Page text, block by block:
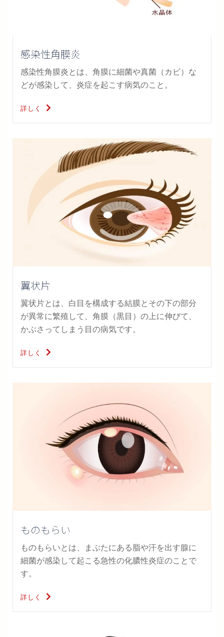
感染性角膜炎
感染性角膜炎とは、角膜に細菌や真菌（カビ）な
どが感染して、炎症を起こす病気のこと。
詳しく
翼状片
翼状片とは、白目を構成する結膜とその下の部分
が異常に繁殖して、角膜（黒目）の上に伸びて、
かぶさってしまう目の病気です。
詳しく
ものもらい
ものもらいとは、まぶたにある脂や汗を出す腺に
細菌が感染して起こる急性の化膿性炎症のことで
す。
詳しく